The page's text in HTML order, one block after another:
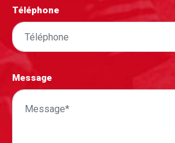
Téléphone
Message